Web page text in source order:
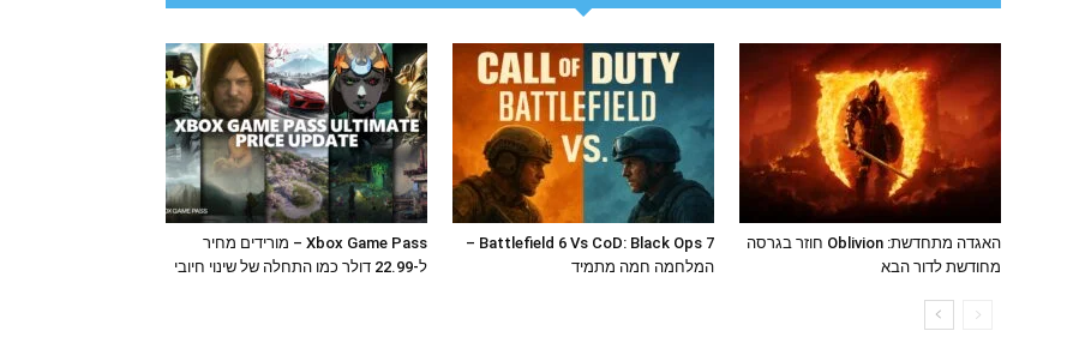
Xbox Game Pass – מורידים מחיר
ל-22.99 דולר כמו התחלה של שינוי חיובי
Battlefield 6 Vs CoD: Black Ops 7 –
המלחמה חמה מתמיד
האגדה מתחדשת: Oblivion חוזר בגרסה
מחודשת לדור הבא